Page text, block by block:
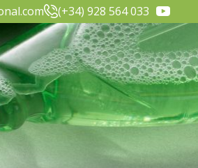
(+34) 928 564 033